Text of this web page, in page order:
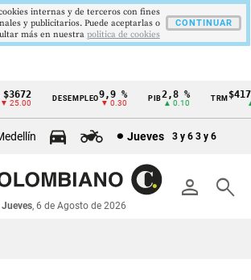
DESEMPLEO 9,9 %
▼ 0.30
PIB2,8 %
▲ 0.10
TRM
▲
Jueves 3 y 6 3 y 6
person search
Jueves, 6 de Agosto de 2026
internas y de terceros con fines
y publicitarios. Puede aceptarlas o
más en nuestra politica de cookies
CONTINUAR